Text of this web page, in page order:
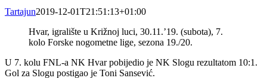
Tartajun2019-12-01T21:51:13+01:00
Hvar, igralište u Križnoj luci, 30.11.’19. (subota), 7.
kolo Forske nogometne lige, sezona 19./20.
U 7. kolu FNL-a NK Hvar pobijedio je NK Slogu rezultatom 10:1.
Gol za Slogu postigao je Toni Sansević.